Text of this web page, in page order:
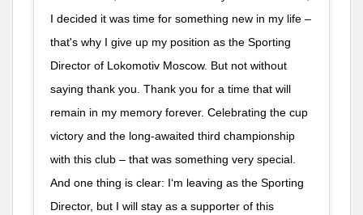
I decided it was time for something new in my life –
that's why I give up my position as the Sporting
Director of Lokomotiv Moscow. But not without
saying thank you. Thank you for a time that will
remain in my memory forever. Celebrating the cup
victory and the long-awaited third championship
with this club – that was something very special.
And one thing is clear: I‘m leaving as the Sporting
Director, but I will stay as a supporter of this